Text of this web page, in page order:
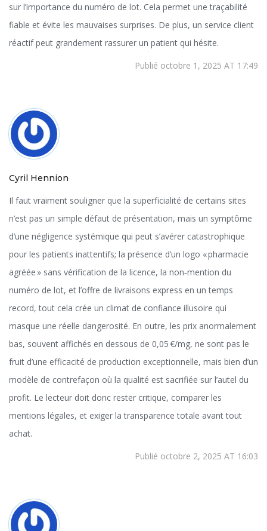
sur l’importance du numéro de lot. Cela permet une traçabilité
fiable et évite les mauvaises surprises. De plus, un service client
réactif peut grandement rassurer un patient qui hésite.
Publié octobre 1, 2025 AT 17:49
Cyril Hennion
Il faut vraiment souligner que la superficialité de certains sites
n’est pas un simple défaut de présentation, mais un symptôme
d’une négligence systémique qui peut s’avérer catastrophique
pour les patients inattentifs; la présence d’un logo « pharmacie
agréée » sans vérification de la licence, la non‑mention du
numéro de lot, et l’offre de livraisons express en un temps
record, tout cela crée un climat de confiance illusoire qui
masque une réelle dangerosité. En outre, les prix anormalement
bas, souvent affichés en dessous de 0,05 €/mg, ne sont pas le
fruit d’une efficacité de production exceptionnelle, mais bien d’un
modèle de contrefaçon où la qualité est sacrifiée sur l’autel du
profit. Le lecteur doit donc rester critique, comparer les
mentions légales, et exiger la transparence totale avant tout
achat.
Publié octobre 2, 2025 AT 16:03